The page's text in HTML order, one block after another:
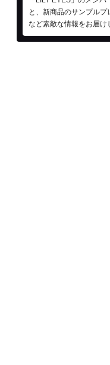
と、新商品のサンプルプ
など素敵な情報をお届け